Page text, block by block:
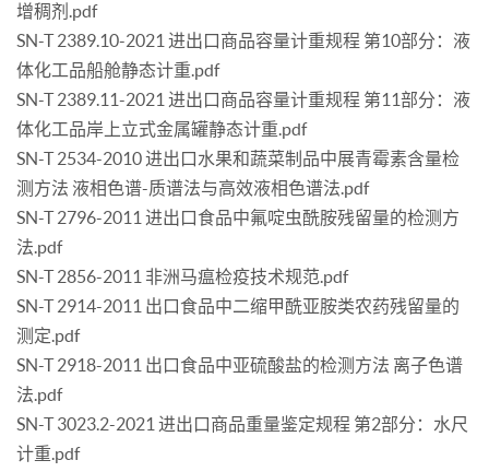
增稠剂.pdf
SN-T 2389.10-2021 进出口商品容量计重规程 第10部分：液
体化工品船舱静态计重.pdf
SN-T 2389.11-2021 进出口商品容量计重规程 第11部分：液
体化工品岸上立式金属罐静态计重.pdf
SN-T 2534-2010 进出口水果和蔬菜制品中展青霉素含量检
测方法 液相色谱-质谱法与高效液相色谱法.pdf
SN-T 2796-2011 进出口食品中氟啶虫酰胺残留量的检测方
法.pdf
SN-T 2856-2011 非洲马瘟检疫技术规范.pdf
SN-T 2914-2011 出口食品中二缩甲酰亚胺类农药残留量的
测定.pdf
SN-T 2918-2011 出口食品中亚硫酸盐的检测方法 离子色谱
法.pdf
SN-T 3023.2-2021 进出口商品重量鉴定规程 第2部分：水尺
计重.pdf